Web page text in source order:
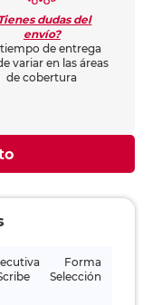
dudas del
envío?
de entrega
variar en las áreas
de cobertura
Forma
Selección